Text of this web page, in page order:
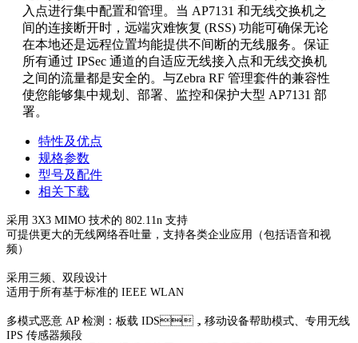
入点进行集中配置和管理。当 AP7131 和无线交换机之
间的连接断开时，远端灾难恢复 (RSS) 功能可确保无论
在本地还是远程位置均能提供不间断的无线服务。保证
所有通过 IPSec 通道的自适应无线接入点和无线交换机
之间的流量都是安全的。与Zebra RF 管理套件的兼容性
使您能够集中规划、部署、监控和保护大型 AP7131 部
署。
特性及优点
规格参数
型号及配件
相关下载
采用 3X3 MIMO 技术的 802.11n 支持
可提供更大的无线网络吞吐量，支持各类企业应用（包括语音和视
频）
采用三频、双段设计
适用于所有基于标准的 IEEE WLAN
多模式恶意 AP 检测：板载 IDS，移动设备帮助模式、专用无线
IPS 传感器频段